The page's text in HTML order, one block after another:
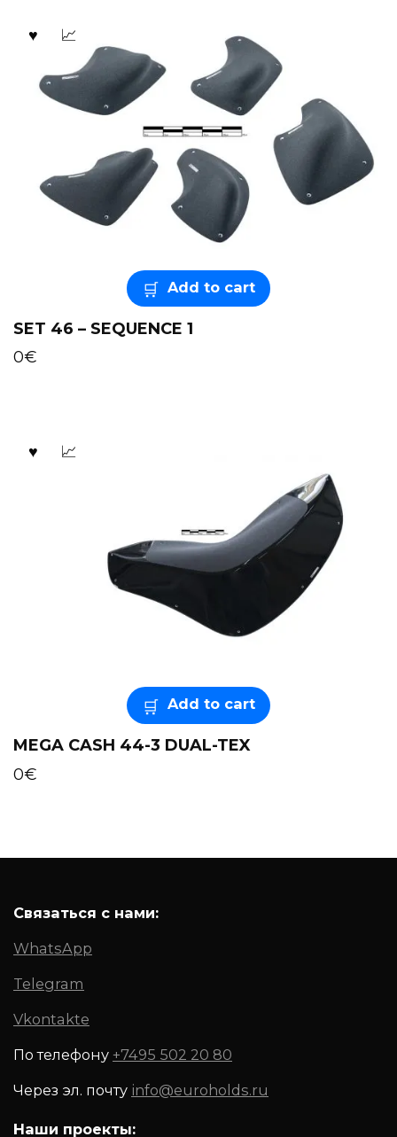
Add to cart
SET 46 – SEQUENCE 1
0€
Add to cart
MEGA CASH 44-3 DUAL-TEX
0€
Связаться с нами:
WhatsApp
Telegram
Vkontakte
По телефону +7495 502 20 80
Через эл. почту info@euroholds.ru
Наши проекты: